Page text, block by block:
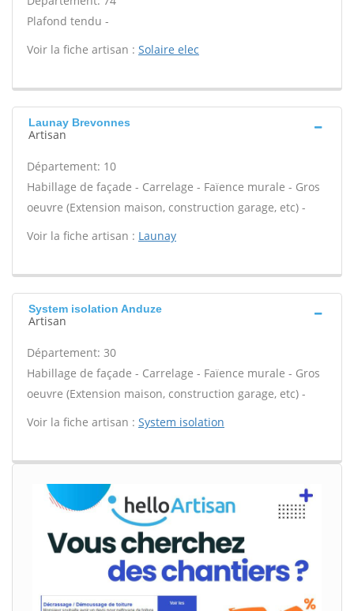
Plafond tendu -
Voir la fiche artisan : Solaire elec
Launay Brevonnes
Artisan
Département: 10
Habillage de façade - Carrelage - Faïence murale - Gros
oeuvre (Extension maison, construction garage, etc) -
Voir la fiche artisan : Launay
System isolation Anduze
Artisan
Département: 30
Habillage de façade - Carrelage - Faïence murale - Gros
oeuvre (Extension maison, construction garage, etc) -
Voir la fiche artisan : System isolation